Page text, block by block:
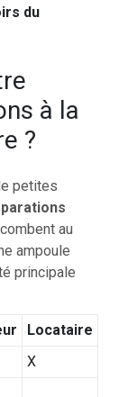
du
à la
?
petites
au
ampoule
principale
Locataire
X